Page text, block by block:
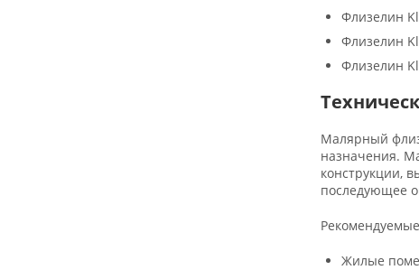
Флизелин
Флизелин
Флизелин
Малярный
назначения.
конструкции,
последующее
Жилые